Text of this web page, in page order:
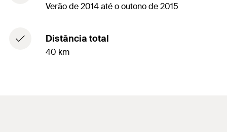
Verão de 2014 até o outono de 2015
Distância total
40 km